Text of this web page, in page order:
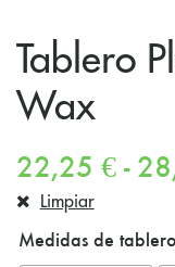
Tablero
Wax
22,25 € -
Medidas de tablero
Limpiar